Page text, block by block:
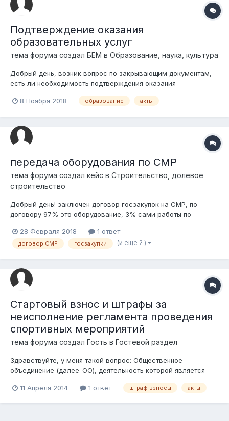
Подтверждение оказания
образовательных услуг
тема форума создал БЕМ в Образование, наука, культура
Добрый день, возник вопрос по закрывающим документам,
есть ли необходимость подтверждения оказания
ст.7; ст.18; и пп.10, п.1., ст.24 Закона о защите прав
8 Ноября 2018 образование акты
передача оборудования по СМР
тема форума создал кейс в Строительство, долевое
строительство
Добрый день! заключен договор госзакупок на СМР, по
договору 97% это оборудование, 3% сами работы по
оборудование вместе с работами только по акту (форме2)?
Или возможен вариант передачи оборудования по расходной
28 Февраля 2018 1 ответ
договор СМР госзакупки (и еще 2 )
Стартовый взнос и штрафы за
неисполнение регламента проведения
спортивных мероприятий
тема форума создал Гость в Гостевой раздел
Здравствуйте, у меня такой вопрос: Общественное
объединение (далее-ОО), деятельность которой является
проводит различные спортивные соревнования и чемпионаты
11 Апреля 2014 1 ответ штраф взносы акты